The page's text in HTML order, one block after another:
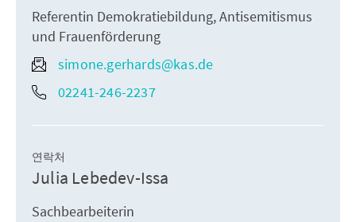
Referentin Demokratiebildung, Antisemitismus
und Frauenförderung
simone.gerhards@kas.de
02241-246-2237
연락처
Julia Lebedev-Issa
Sachbearbeiterin